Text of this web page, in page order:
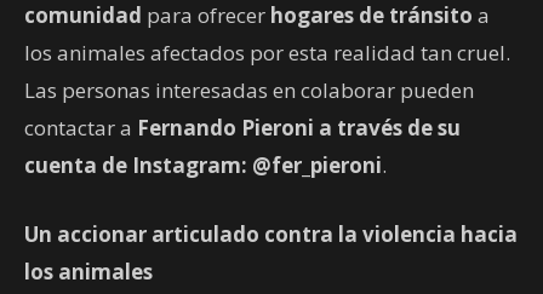
comunidad para ofrecer hogares de tránsito a
los animales afectados por esta realidad tan cruel.
Las personas interesadas en colaborar pueden
contactar a Fernando Pieroni a través de su
cuenta de Instagram: @fer_pieroni.
Un accionar articulado contra la violencia hacia
los animales